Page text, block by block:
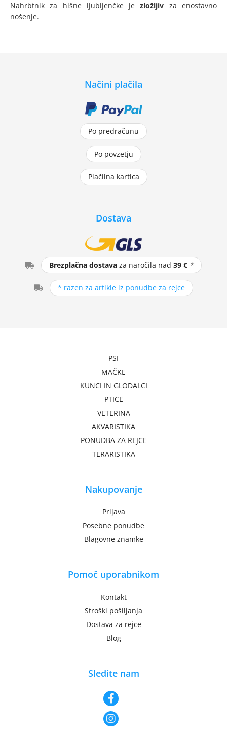
Nahrbtnik za hišne ljubljenčke jezložljiv za enostavno
nošenje.
Načini plačila
Po predračunu
Po povzetju
Plačilna kartica
Dostava
Brezplačna dostava za naročila nad39 € *
* razen za artikle iz ponudbe za rejce
PSI
MAČKE
KUNCI IN GLODALCI
PTICE
VETERINA
AKVARISTIKA
PONUDBA ZA REJCE
TERARISTIKA
Nakupovanje
Prijava
Posebne ponudbe
Blagovne znamke
Pomoč uporabnikom
Kontakt
Stroški pošiljanja
Dostava za rejce
Blog
Sledite nam